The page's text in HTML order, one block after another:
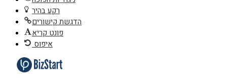
רקע בהיר
הדגשת קישורים
פונט קריא
איפוס